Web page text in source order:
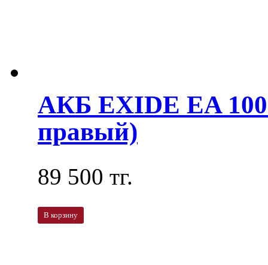
АКБ EXIDE EA
правый)
89 500 тг.
В корзину